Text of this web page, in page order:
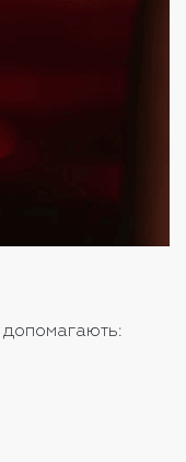
допомагають: